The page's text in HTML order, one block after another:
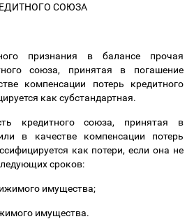
СОЮЗА
признания в балансе прочая
союза, принятая в погашение
компенсации потерь кредитного
как субстандартная.
кредитного союза, принятая в
в качестве компенсации потерь
как потери, если она не
сроков:
имущества;
имущества.